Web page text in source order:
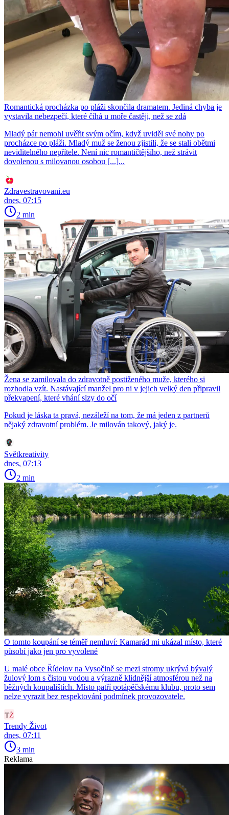
Romantická procházka po pláži skončila dramatem. Jediná chyba je
vystavila nebezpečí, které číhá u moře častěji, než se zdá
Mladý pár nemohl uvěřit svým očím, když uviděl své nohy po
procházce po pláži. Mladý muž se ženou zjistili, že se stali obětmi
neviditelného nepřítele. Není nic romantičtějšího, než strávit
dovolenou s milovanou osobou [...]...
Zdravestravovani.eu
dnes, 07:15
2 min
Žena se zamilovala do zdravotně postiženého muže, kterého si
rozhodla vzít. Nastávající manžel pro ni v jejich velký den připravil
překvapení, které vhání slzy do očí
Pokud je láska ta pravá, nezáleží na tom, že má jeden z partnerů
nějaký zdravotní problém. Je milován takový, jaký je.
Světkreativity
dnes, 07:13
2 min
O tomto koupání se téměř nemluví: Kamarád mi ukázal místo, které
působí jako jen pro vyvolené
U malé obce Řídelov na Vysočině se mezi stromy ukrývá bývalý
žulový lom s čistou vodou a výrazně klidnější atmosférou než na
běžných koupalištích. Místo patří potápěčskému klubu, proto sem
nelze vyrazit bez respektování podmínek provozovatele.
Trendy Život
dnes, 07:11
3 min
Reklama